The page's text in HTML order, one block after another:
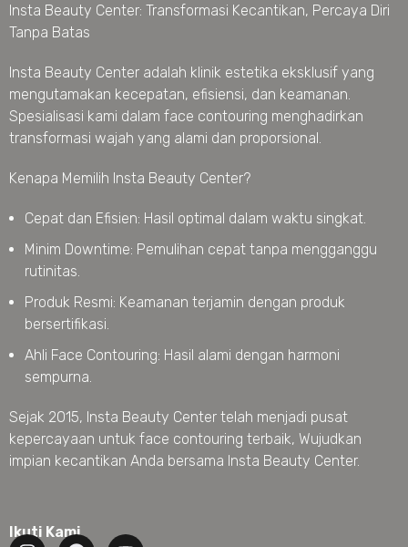
Insta Beauty Center: Transformasi Kecantikan, Percaya Diri
Tanpa Batas
Insta Beauty Center adalah klinik estetika eksklusif yang
mengutamakan kecepatan, efisiensi, dan keamanan.
Spesialisasi kami dalam face contouring menghadirkan
transformasi wajah yang alami dan proporsional.
Kenapa Memilih Insta Beauty Center?
Cepat dan Efisien: Hasil optimal dalam waktu singkat.
Minim Downtime: Pemulihan cepat tanpa mengganggu
rutinitas.
Produk Resmi: Keamanan terjamin dengan produk
bersertifikasi.
Ahli Face Contouring: Hasil alami dengan harmoni
sempurna.
Sejak 2015, Insta Beauty Center telah menjadi pusat
kepercayaan untuk face contouring terbaik, Wujudkan
impian kecantikan Anda bersama Insta Beauty Center.
Ikuti Kami